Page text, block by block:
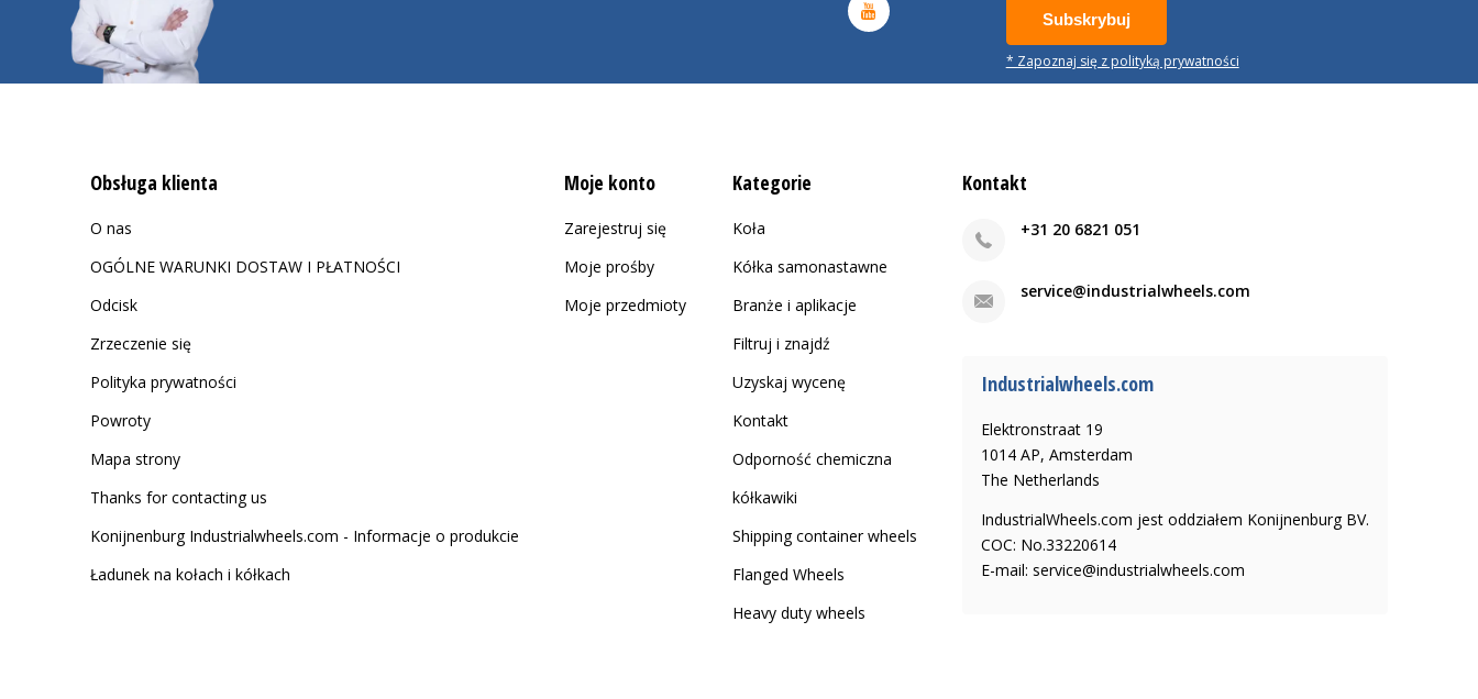
Subskrybuj
* Zapoznaj się z polityką prywatności
Obsługa klienta
O nas
OGÓLNE WARUNKI DOSTAW I PŁATNOŚCI
Odcisk
Zrzeczenie się
Polityka prywatności
Powroty
Mapa strony
Thanks for contacting us
Konijnenburg Industrialwheels.com - Informacje o produkcie
Ładunek na kołach i kółkach
Moje konto
Zarejestruj się
Moje prośby
Moje przedmioty
Kategorie
Koła
Kółka samonastawne
Branże i aplikacje
Filtruj i znajdź
Uzyskaj wycenę
Kontakt
Odporność chemiczna
kółkawiki
Shipping container wheels
Flanged Wheels
Heavy duty wheels
Kontakt
+31 20 6821 051
service@industrialwheels.com
Industrialwheels.com
Elektronstraat 19
1014 AP, Amsterdam
The Netherlands
IndustrialWheels.com jest oddziałem Konijnenburg BV.
COC: No.33220614
E-mail: service@industrialwheels.com